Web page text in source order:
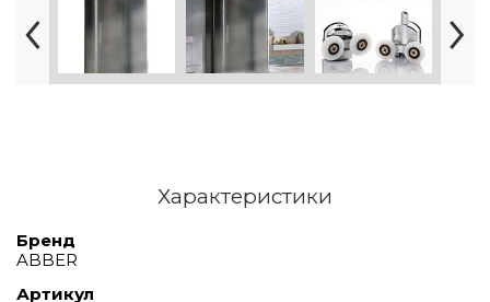
Характеристики
Бренд
ABBER
Артикул